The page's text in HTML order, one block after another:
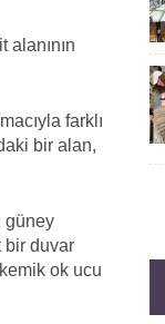
farklı
bir alan,
güney
bir duvar
ok ucu